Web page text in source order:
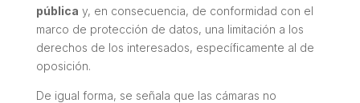
pública y, en consecuencia, de conformidad con el
marco de protección de datos, una limitación a los
derechos de los interesados, específicamente al de
oposición.
De igual forma, se señala que las cámaras no